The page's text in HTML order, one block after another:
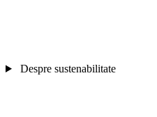
Despre sustenabilitate